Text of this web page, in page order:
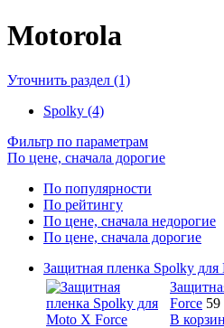
Motorola
Уточнить раздел (1)
Spolky (4)
Фильтр по параметрам
По цене, сначала дорогие
По популярности
По рейтингу
По цене, сначала недорогие
По цене, сначала дорогие
Защитная пленка Spolky
Force 59
В